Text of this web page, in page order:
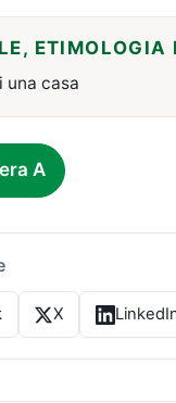
ETIMOLOGIA
una casa
A
X